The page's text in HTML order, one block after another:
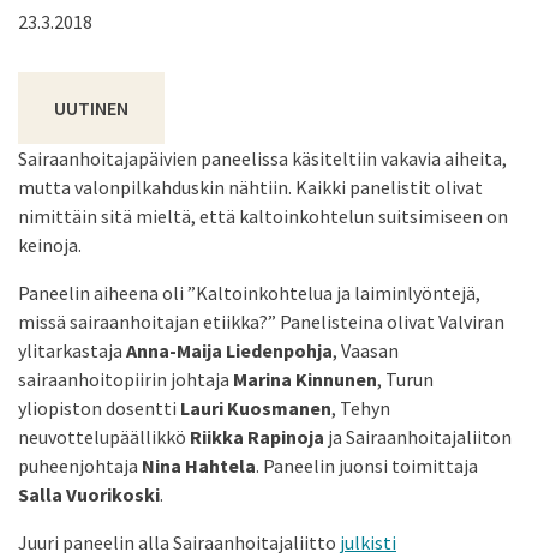
23.3.2018
UUTINEN
Sairaanhoitajapäivien paneelissa käsiteltiin vakavia aiheita,
mutta valonpilkahduskin nähtiin. Kaikki panelistit olivat
nimittäin sitä mieltä, että kaltoinkohtelun suitsimiseen on
keinoja.
Paneelin aiheena oli ”Kaltoinkohtelua ja laiminlyöntejä,
missä sairaanhoitajan etiikka?” Panelisteina olivat Valviran
ylitarkastaja Anna-Maija Liedenpohja, Vaasan
sairaanhoitopiirin johtaja Marina Kinnunen, Turun
yliopiston dosentti Lauri Kuosmanen, Tehyn
neuvottelupäällikkö Riikka Rapinoja ja Sairaanhoitajaliiton
puheenjohtaja Nina Hahtela. Paneelin juonsi toimittaja
Salla Vuorikoski.
Juuri paneelin alla Sairaanhoitajaliitto julkisti